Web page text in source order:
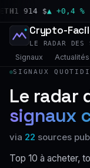
1 914 $▲ +0,4 %
Crypto-
LE RADAR DES
Signaux Actualités
SIGNAUX
Le radar
signaux
via 22 sources
Top 10 à acheter,